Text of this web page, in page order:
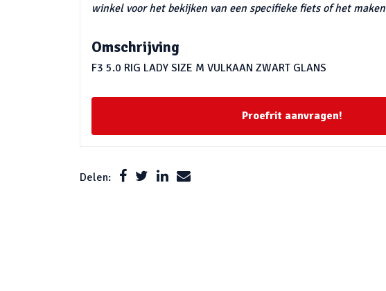
winkel voor het bekijken van een specifieke fiets of het
Omschrijving
F3 5.0 RIG LADY SIZE M VULKAAN ZWART GLANS
Proefrit aanvragen!
Delen: